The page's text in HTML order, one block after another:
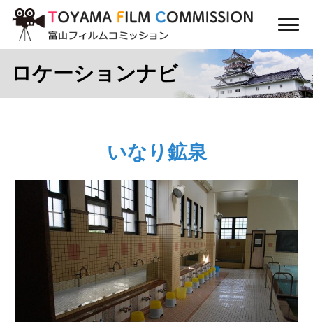
ニ
ュ
ー
ロケーションナビ
いなり鉱泉